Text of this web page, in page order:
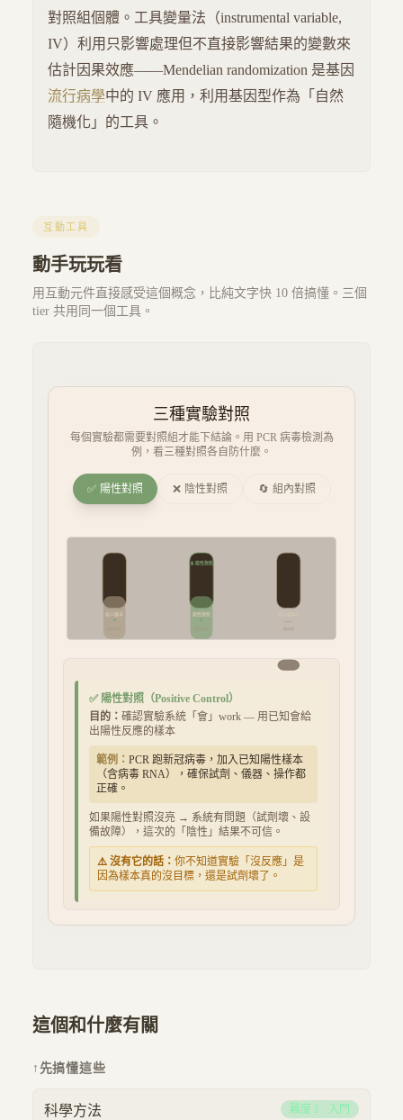
對照組個體。工具變量法（instrumental variable,
IV）利用只影響處理但不直接影響結果的變數來
估計因果效應——Mendelian randomization 是基因
流行病學中的 IV 應用，利用基因型作為「自然
隨機化」的工具。
互動工具
動手玩玩看
用互動元件直接感受這個概念，比純文字快 10 倍搞懂。三個
tier 共用同一個工具。
三種實驗對照
每個實驗都需要對照組才能下結論。用 PCR 病毒檢測為
例，看三種對照各自防什麼。
✅ 陽性對照 ❌ 陰性對照 🔄 組內對照
病人樣本
+
陽性對照
+
⬇ 陽性對照
—
無訊號
✅ 陽性對照 （Positive Control）
目的： 確認實驗系統「會」work — 用已知會給
出陽性反應的樣本
範例： PCR 跑新冠病毒，加入已知陽性樣本
（含病毒 RNA），確保試劑、儀器、操作都
正確。
如果陽性對照沒亮 → 系統有問題（試劑壞、設
備故障），這次的「陰性」結果不可信。
⚠️ 沒有它的話： 你不知道實驗「沒反應」是
因為樣本真的沒目標，還是試劑壞了。
這個和什麼有關
↑ 先搞懂這些
科學方法 難度 1 · 入門